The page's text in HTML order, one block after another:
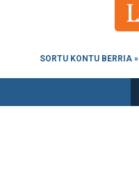
SORTU KONTU BERRIA »